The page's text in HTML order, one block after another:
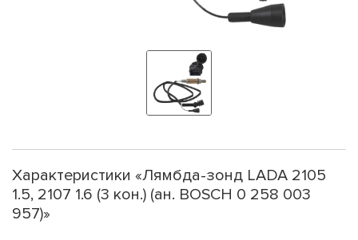
Характеристики «Лямбда-зонд LADA 2105
1.5, 2107 1.6 (3 кон.) (ан. BOSCH 0 258 003
957)»